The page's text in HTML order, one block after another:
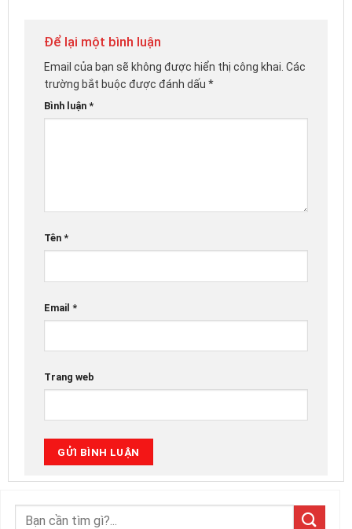
Để lại một bình luận
Email của bạn sẽ không được hiển thị công khai. Các
trường bắt buộc được đánh dấu *
Bình luận *
Tên *
Email *
Trang web